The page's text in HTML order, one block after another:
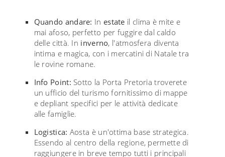
Quando andare: In estate il clima è mite e
mai afoso, perfetto per fuggire dal caldo
delle città. In inverno, l'atmosfera diventa
intima e magica, con i mercatini di Natale tra
le rovine romane.
Info Point: Sotto la Porta Pretoria troverete
un ufficio del turismo fornitissimo di mappe
e depliant specifici per le attività dedicate
alle famiglie.
Logistica: Aosta è un'ottima base strategica.
Essendo al centro della regione, permette di
raggiungere in breve tempo tutti i principali